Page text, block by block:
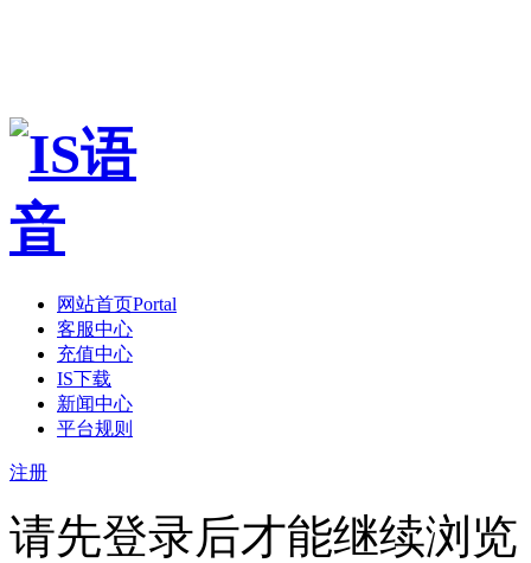
网站首页Portal
客服中心
充值中心
IS下载
新闻中心
平台规则
注册
请先登录后才能继续浏览